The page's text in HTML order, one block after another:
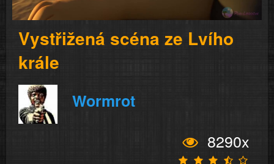
Vystřižená scéna ze Lvího
krále
Wormrot
8290x